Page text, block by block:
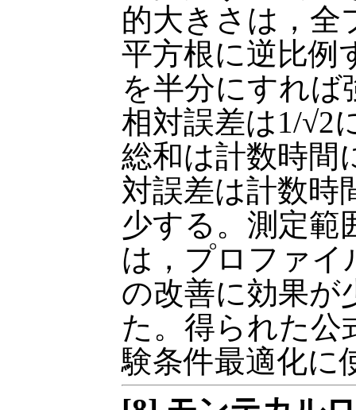
的大きさは，全
平方根に逆比例
を半分にすれば
相対誤差は1/√2
総和は計数時間
対誤差は計数時
少する。測定範
は，プロファイ
の改善に効果が
た。得られた公
験条件最適化に